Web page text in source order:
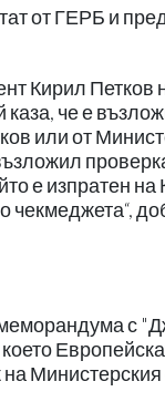
от ГЕРБ и
Кирил Петков
че е
или от
е изпратен на
чекмеджета“,
с
Министерския